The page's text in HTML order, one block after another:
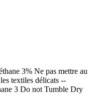
3% Ne pas mettre au
textiles délicats --
3 Do not Tumble Dry